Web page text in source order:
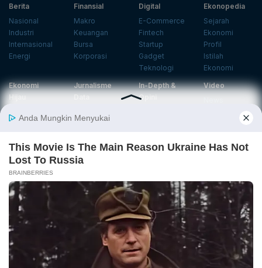
Berita
Nasional
Industri
Internasional
Energi
Finansial
Makro
Keuangan
Bursa
Korporasi
Digital
E-Commerce
Fintech
Startup
Gadget
Teknologi
Ekonopedia
Sejarah
Ekonomi
Profil
Istilah
Ekonomi
Ekonomi
Hijau
Ekonomi
Investasi
Hijau
Jurnalisme
Data
Analisis
In-Depth &
Opini
Laporan
Video
Podcast
Info
Indeks
Insight
Center
Event
KatadataOto